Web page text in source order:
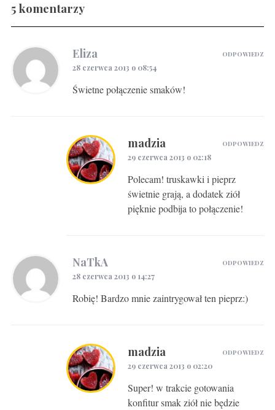
5 komentarzy
Eliza
28 czerwca 2013 o 08:54
Świetne połączenie smaków!
ODPOWIEDZ
madzia
29 czerwca 2013 o 02:18
Polecam! truskawki i pieprz
świetnie grają, a dodatek ziół
pięknie podbija to połączenie!
ODPOWIEDZ
NaTkA
28 czerwca 2013 o 14:27
Robię! Bardzo mnie zaintrygował ten pieprz:)
ODPOWIEDZ
madzia
29 czerwca 2013 o 02:20
Super! w trakcie gotowania
konfitur smak ziół nie będzie
ODPOWIEDZ